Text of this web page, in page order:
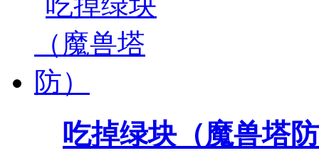
吃掉绿块（魔兽塔